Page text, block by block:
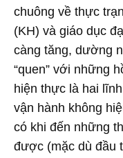
chuông về thực
(KH) và giáo dục
càng tăng, dường
“quen” với những
hiện thực là hai
vận hành không
có khi đến những
được (mặc dù đầu